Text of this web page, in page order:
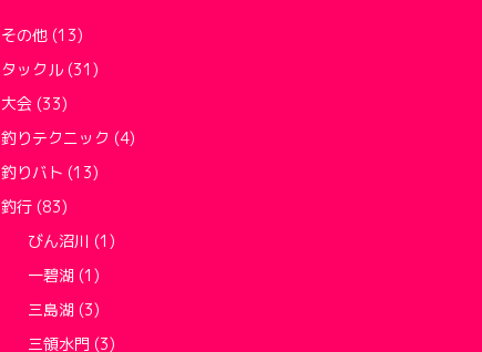
その他 (13)
タックル (31)
大会 (33)
釣りテクニック (4)
釣りバト (13)
釣行 (83)
びん沼川 (1)
一碧湖 (1)
三島湖 (3)
三領水門 (3)